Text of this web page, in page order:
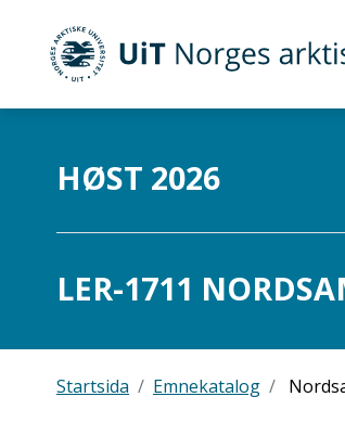
UiT Norges arktiske
HØST 2026
LER-1711
Startsida Emnekatalog